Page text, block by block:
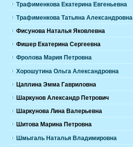
Трафименкова Екатерина Евгеньевна
Трафименкова Татьяна Александровна
Фисунова Наталья Яковлевна
Фишер Екатерина Сергеевна
Фролова Мария Петровна
Хорошутина Ольга Александровна
Цаплина Эмма Гавриловна
Шаркунов Александр Петрович
Шаркунова Лина Валерьевна
Шитова Марина Петровна
Шмыгаль Наталья Владимировна